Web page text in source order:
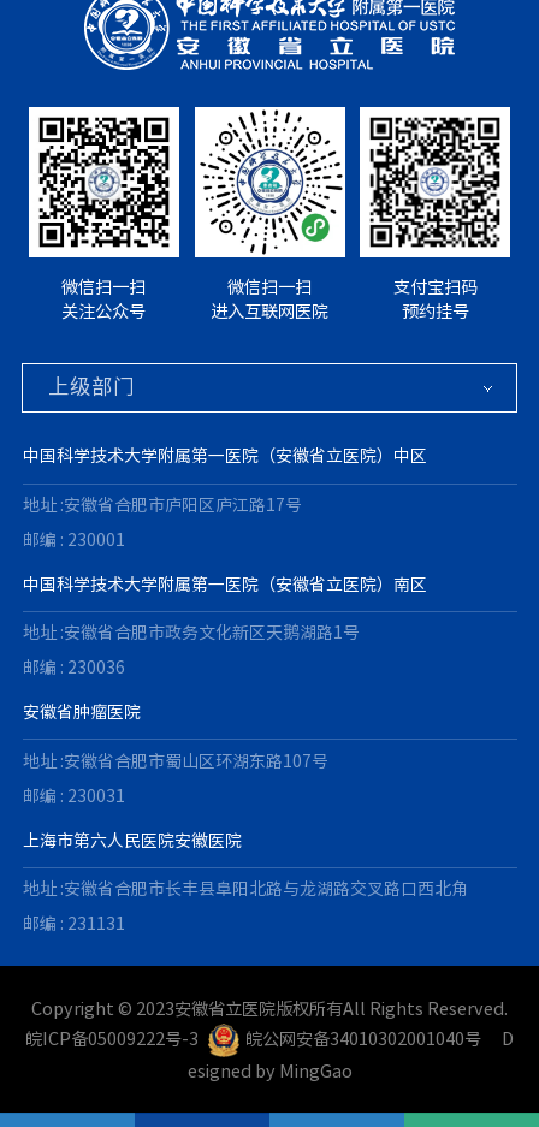
微信扫一扫
关注公众号
微信扫一扫
进入互联网医院
支付宝扫码
预约挂号
中国科学技术大学附属第一医院（安徽省立医院）中区
地址 :安徽省合肥市庐阳区庐江路17号
邮编 : 230001
中国科学技术大学附属第一医院（安徽省立医院）南区
地址 :安徽省合肥市政务文化新区天鹅湖路1号
邮编 : 230036
安徽省肿瘤医院
地址 :安徽省合肥市蜀山区环湖东路107号
邮编 : 230031
上海市第六人民医院安徽医院
地址 :安徽省合肥市长丰县阜阳北路与龙湖路交叉路口西北角
邮编 : 231131
Copyright © 2023安徽省立医院版权所有All Rights Reserved.
皖ICP备05009222号-3
皖公网安备34010302001040号
D
esigned by MingGao